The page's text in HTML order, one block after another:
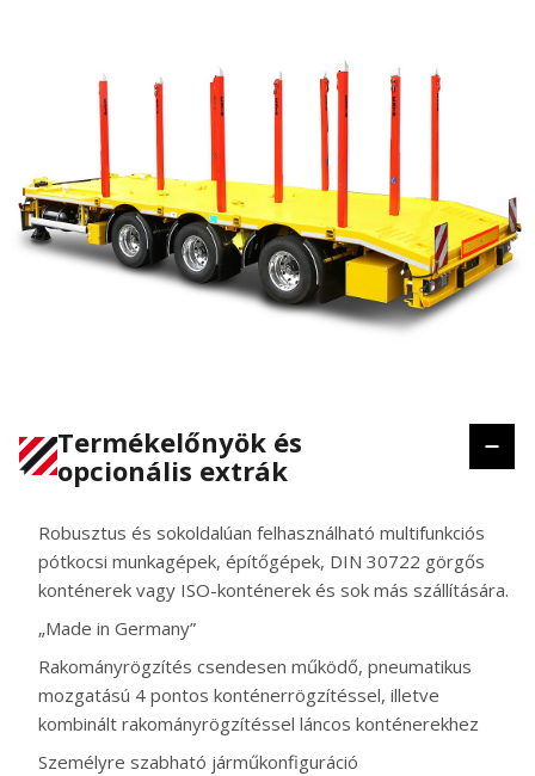
Termékelőnyök és
opcionális extrák
Robusztus és sokoldalúan felhasználható multifunkciós
pótkocsi munkagépek, építőgépek, DIN 30722 görgős
konténerek vagy ISO-konténerek és sok más szállítására.
„Made in Germany”
Rakományrögzítés csendesen működő, pneumatikus
mozgatású 4 pontos konténerrögzítéssel, illetve
kombinált rakományrögzítéssel láncos konténerekhez
Személyre szabható járműkonfiguráció